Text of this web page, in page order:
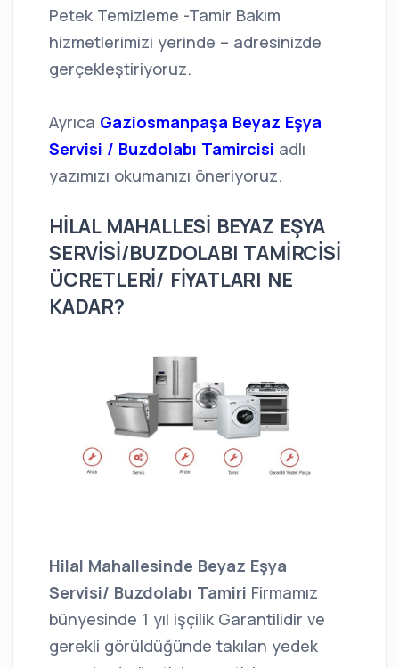
Petek Temizleme -Tamir Bakım
hizmetlerimizi yerinde – adresinizde
gerçekleştiriyoruz.
Ayrıca Gaziosmanpaşa Beyaz Eşya
Servisi / Buzdolabı Tamircisi adlı
yazımızı okumanızı öneriyoruz.
HİLAL MAHALLESİ BEYAZ EŞYA
SERVİSİ/BUZDOLABI TAMİRCİSİ
ÜCRETLERİ/ FİYATLARI NE
KADAR?
Hilal Mahallesinde Beyaz Eşya
Servisi/ Buzdolabı Tamiri Firmamız
bünyesinde 1 yıl işçilik Garantilidir ve
gerekli görüldüğünde takılan yedek